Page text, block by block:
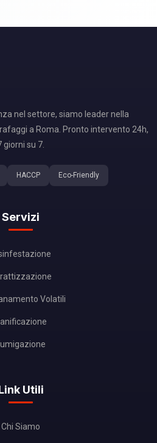
nel settore, siamo leader nella
a Roma. Pronto intervento 24h,
giorni su 7.
HACCP Eco-Friendly
Servizi
Volatili
Utili
Chi Siamo